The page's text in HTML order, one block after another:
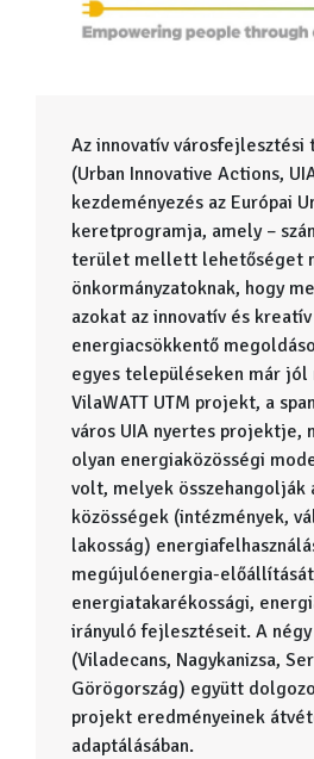
Az innovatív városfejlesztési
(Urban Innovative Actions,
kezdeményezés az Európai
keretprogramja, amely –
terület mellett lehetőséget
önkormányzatoknak, hogy
azokat az innovatív és kreatív
energiacsökkentő
egyes településeken már jól
VilaWATT UTM projekt, a
város UIA nyertes projektje,
olyan energiaközösségi
volt, melyek összehangolják
közösségek (intézmények,
lakosság)
megújulóenergia-
energiatakarékossági,
irányuló fejlesztéseit. A
(Viladecans, Nagykanizsa,
Görögország) együtt
projekt eredményeinek
adaptálásában.